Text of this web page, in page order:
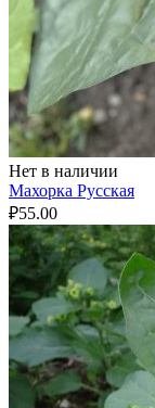
Нет в наличии
Махорка Русская
₽55.00